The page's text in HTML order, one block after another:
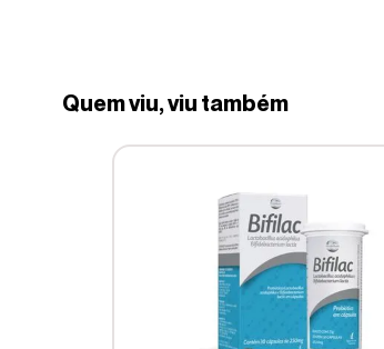
Quem viu, viu também